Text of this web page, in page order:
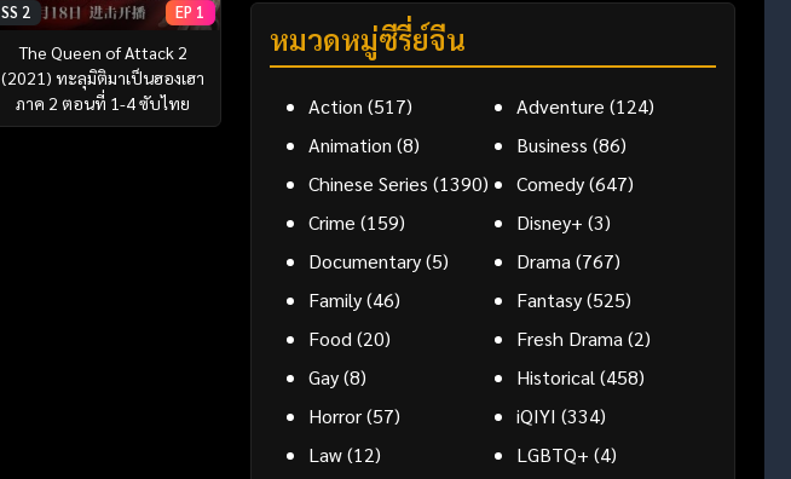
SS 2 EP 1
The Queen of Attack 2
(2021) ทะลุมิติมาเป็นฮองเฮา
ภาค 2 ตอนที่ 1-4 ซับไทย
หมวดหมู่ซีรี่ย์จีน
Action (517) Adventure (124)
Animation (8) Business (86)
Chinese Series (1390) Comedy(647)
Crime (159) Disney+ (3)
Documentary(5) Drama(767)
Family(46) Fantasy(525)
Food(20) Fresh Drama(2)
Gay(8) Historical(458)
Horror(57) iQIYI (334)
Law(12) LGBTQ+ (4)